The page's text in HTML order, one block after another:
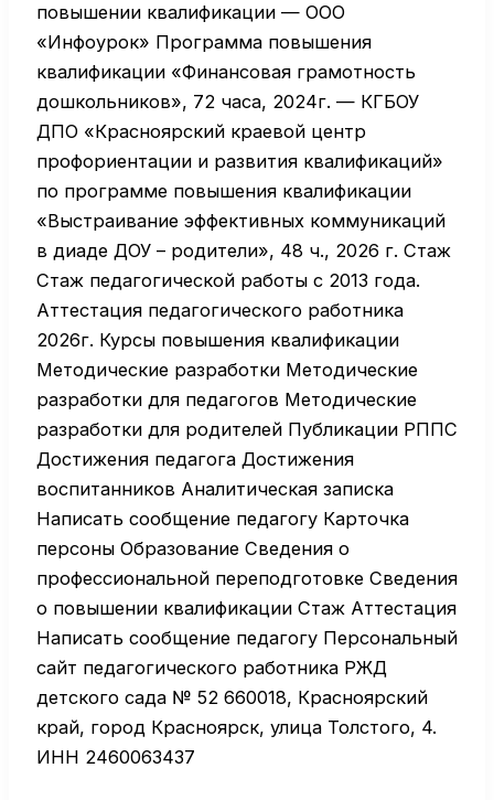
повышении квалификации — ООО
«Инфоурок» Программа повышения
квалификации «Финансовая грамотность
дошкольников», 72 часа, 2024г. — КГБОУ
ДПО «Красноярский краевой центр
профориентации и развития квалификаций»
по программе повышения квалификации
«Выстраивание эффективных коммуникаций
в диаде ДОУ – родители», 48 ч., 2026 г. Стаж
Стаж педагогической работы с 2013 года.
Аттестация педагогического работника
2026г. Курсы повышения квалификации
Методические разработки Методические
разработки для педагогов Методические
разработки для родителей Публикации РППС
Достижения педагога Достижения
воспитанников Аналитическая записка
Написать сообщение педагогу Карточка
персоны Образование Сведения о
профессиональной переподготовке Сведения
о повышении квалификации Стаж Аттестация
Написать сообщение педагогу Персональный
сайт педагогического работника РЖД
детского сада № 52 660018, Красноярский
край, город Красноярск, улица Толстого, 4.
ИНН 2460063437